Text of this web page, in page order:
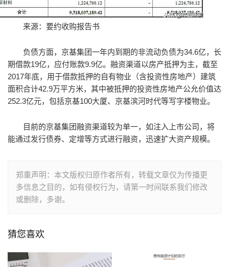
来源：要约收购报告书
负债方面，京基集团一年内到期的非流动负债为34.6亿，长
期借款19亿，应付账款9.9亿。融资渠道以房产抵押为主，截至
2017年底，用于借款抵押的自有物业（含投资性房地产）建筑
面积合计42.9万平方米，其中被抵押的投资性房地产公允价值达
252.3亿元，包括京基100大厦、京基滨河时代等写字楼物业。
目前的京基集团融资渠道较为单一，如注入上市公司，将
能通过发行债券、定增等方式进行融资，迅速扩大资产规模。
郑重声明：本文版权归原作者所有，转载文章仅为传播更
多信息之目的，如有侵权行为，请第一时间联系我们修改
或删除，多谢。
猜您喜欢